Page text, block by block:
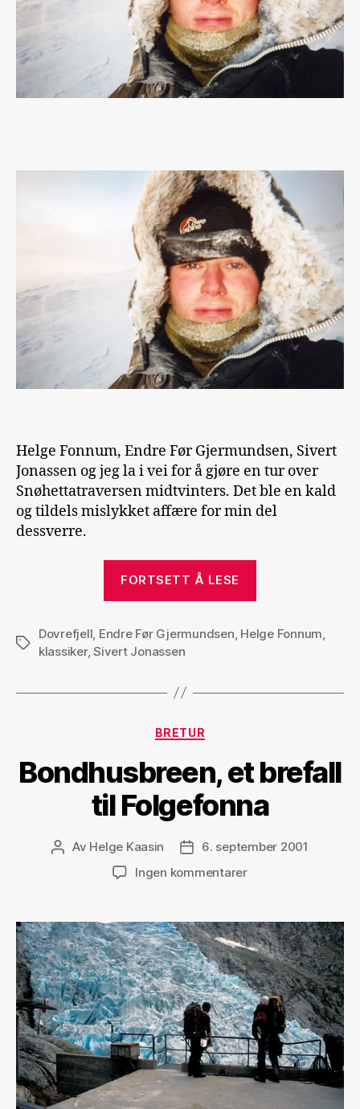
Helge Fonnum, Endre Før Gjermundsen, Sivert
Jonassen og jeg la i vei for å gjøre en tur over
Snøhettatraversen midtvinters. Det ble en kald
og tildels mislykket affære for min del
dessverre.
FORTSETT Å LESE
grader»
Stikkord
Dovrefjell Endre Før Gjermundsen Helge Fonnum
klassiker,Sivert Jonassen
Kategorier
BRETUR
Bondhusbreen, et brefall
til Folgefonna
Innleggsforfatter
Av Helge Kaasin Publiseringsdato
6. september 2001
Ingen kommentarertil
brefall
til
Folgefonna